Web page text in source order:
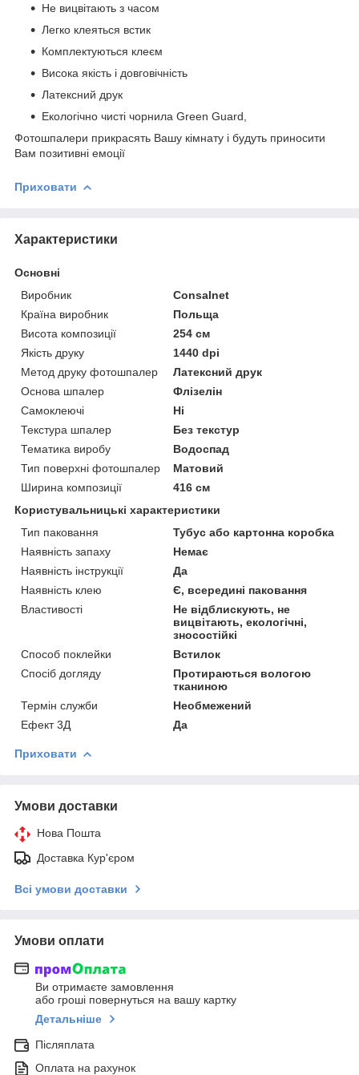
Не вицвітають з часом
Легко клеяться встик
Комплектуються клеєм
Висока якість і довговічність
Латексний друк
Екологічно чисті чорнила Green Guard,
Фотошпалери прикрасять Вашу кімнату і будуть приносити
Вам позитивні емоції
Приховати
Характеристики
Основні
Виробник
Consalnet
Країна виробник
Польща
Висота композиції
254 см
Якість друку
1440 dpi
Метод друку фотошпалер
Латексний друк
Основа шпалер
Флізелін
Самоклеючі
Ні
Текстура шпалер
Без текстур
Тематика виробу
Водоспад
Тип поверхні фотошпалер
Матовий
Ширина композиції
416 см
Користувальницькі характеристики
Тип паковання
Тубус або картонна коробка
Наявність запаху
Немає
Наявність інструкції
Да
Наявність клею
Є, всередині паковання
Властивості
Не відблискують, не
вицвітають, екологічні,
зносостійкі
Способ поклейки
Встилок
Спосіб догляду
Протираються вологою
тканиною
Термін служби
Необмежений
Ефект 3Д
Да
Приховати
Умови доставки
Нова Пошта
Доставка Кур'єром
Всі умови доставки
Умови оплати
Ви отримаєте замовлення
або гроші повернуться на вашу картку
Детальніше
Післяплата
Оплата на рахунок